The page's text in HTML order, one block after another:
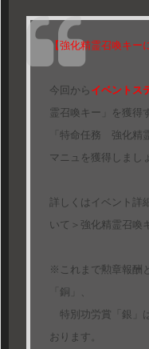
【強化精霊召喚キー
今回から イベントス
霊召喚キー」を獲得
「特命任務 強化精
マニュを獲得しまし
詳しくはイベント詳
いて＞強化精霊召喚
※これまで勲章報酬
「銅」、
特別功労賞「銀」
おります。